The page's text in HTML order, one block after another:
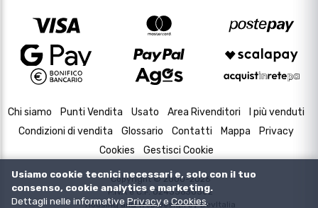
Chi siamo Punti Vendita Usato Area Rivenditori
I più venduti
Condizioni di vendita
Glossario Contatti Mappa
Privacy
Cookies
Gestisci Cookie
Copyright © 2000-2026
P.IVA e C.F. 02433630502
Housing and Web Design byDevItalia
Usiamo cookie tecnici necessari e, solo con il tuo
consenso, cookie analytics e marketing.
Dettagli nelle informativePrivacye Cookies